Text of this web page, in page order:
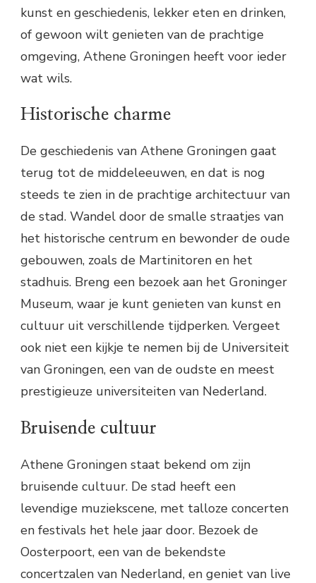
kunst en geschiedenis, lekker eten en drinken,
of gewoon wilt genieten van de prachtige
omgeving, Athene Groningen heeft voor ieder
wat wils.
Historische charme
De geschiedenis van Athene Groningen gaat
terug tot de middeleeuwen, en dat is nog
steeds te zien in de prachtige architectuur van
de stad. Wandel door de smalle straatjes van
het historische centrum en bewonder de oude
gebouwen, zoals de Martinitoren en het
stadhuis. Breng een bezoek aan het Groninger
Museum, waar je kunt genieten van kunst en
cultuur uit verschillende tijdperken. Vergeet
ook niet een kijkje te nemen bij de Universiteit
van Groningen, een van de oudste en meest
prestigieuze universiteiten van Nederland.
Bruisende cultuur
Athene Groningen staat bekend om zijn
bruisende cultuur. De stad heeft een
levendige muziekscene, met talloze concerten
en festivals het hele jaar door. Bezoek de
Oosterpoort, een van de bekendste
concertzalen van Nederland, en geniet van live